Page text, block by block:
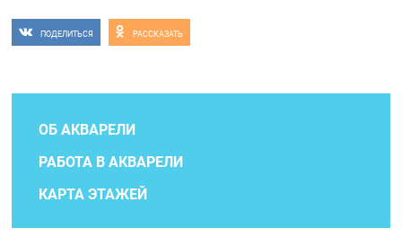
ПОДЕЛИТЬСЯ РАССКАЗАТЬ
ОБ АКВАРЕЛИ
РАБОТА В АКВАРЕЛИ
КАРТА ЭТАЖЕЙ